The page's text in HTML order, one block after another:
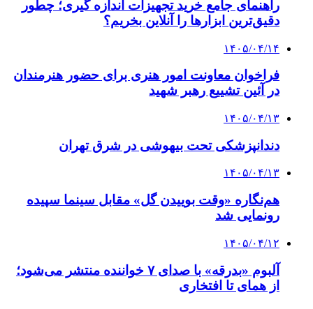
راهنمای جامع خرید تجهیزات اندازه گیری؛ چطور
دقیق‌ترین ابزارها را آنلاین بخریم؟
۱۴۰۵/۰۴/۱۴
فراخوان معاونت امور هنری برای حضور هنرمندان
در آئین تشییع رهبر شهید
۱۴۰۵/۰۴/۱۳
دندانپزشکی تحت بیهوشی در شرق تهران
۱۴۰۵/۰۴/۱۳
هم‌نگاره «وقت بوییدن گل» مقابل سینما سپیده
رونمایی شد
۱۴۰۵/۰۴/۱۲
آلبوم «بدرقه» با صدای ۷ خواننده منتشر می‌شود؛
از همای تا افتخاری